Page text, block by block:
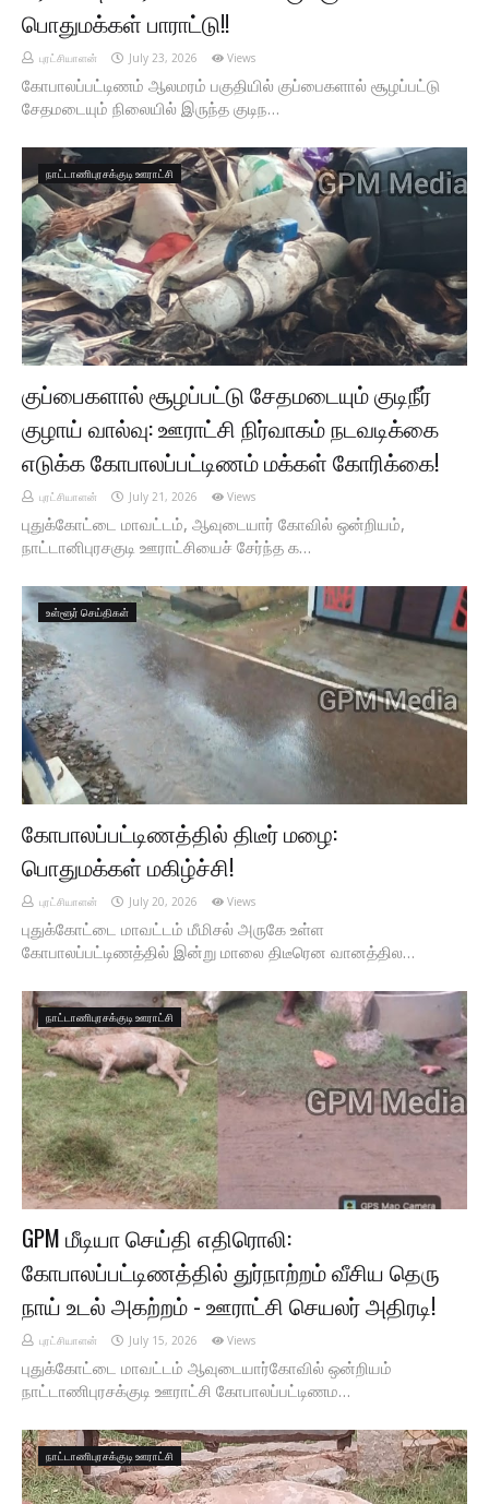
பொதுமக்கள் பாராட்டு!!
புரட்சியாளன் July 23, 2026 Views
கோபாலப்பட்டிணம் ஆலமரம் பகுதியில் குப்பைகளால் சூழப்பட்டு
சேதமடையும் நிலையில் இருந்த குடிந…
நாட்டாணிபுரசக்குடி ஊராட்சி
குப்பைகளால் சூழப்பட்டு சேதமடையும் குடிநீர்
குழாய் வால்வு: ஊராட்சி நிர்வாகம் நடவடிக்கை
எடுக்க கோபாலப்பட்டிணம் மக்கள் கோரிக்கை!
புரட்சியாளன் July 21, 2026 Views
புதுக்கோட்டை மாவட்டம், ஆவுடையார் கோவில் ஒன்றியம்,
நாட்டானிபுரசகுடி ஊராட்சியைச் சேர்ந்த க…
உள்ளூர் செய்திகள்
கோபாலப்பட்டிணத்தில் திடீர் மழை:
பொதுமக்கள் மகிழ்ச்சி!
புரட்சியாளன் July 20, 2026 Views
புதுக்கோட்டை மாவட்டம் மீமிசல் அருகே உள்ள
கோபாலப்பட்டிணத்தில் இன்று மாலை திடீரென வானத்தில…
நாட்டாணிபுரசக்குடி ஊராட்சி
GPM மீடியா செய்தி எதிரொலி:
கோபாலப்பட்டிணத்தில் துர்நாற்றம் வீசிய தெரு
நாய் உடல் அகற்றம் - ஊராட்சி செயலர் அதிரடி!
புரட்சியாளன் July 15, 2026 Views
புதுக்கோட்டை மாவட்டம் ஆவுடையார்கோவில் ஒன்றியம்
நாட்டாணிபுரசக்குடி ஊராட்சி கோபாலப்பட்டிணம…
நாட்டாணிபுரசக்குடி ஊராட்சி